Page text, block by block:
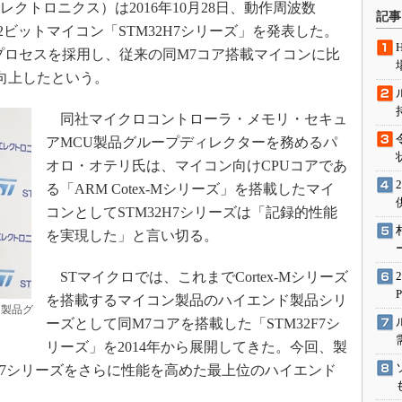
を知る
ンジニア”が仕掛けた社内
の180日
ョンは日本を救うのか
されないエンジニア」の
クトロニクス）は2016年10月28日、動作周波数
ットマイコン「STM32H7シリーズ」を発表した。
セスを採用し、従来の同M7コア搭載マイコンに比
したという。
品グ
同社マイクロコントローラ・メモリ・セキュ
アMCU製品グループディレクターを務めるパ
オロ・オテリ氏は、マイコン向けCPUコアであ
る「ARM Cotex-Mシリーズ」を搭載したマイ
コンとしてSTM32H7シリーズは「記録的性能
を実現した」と言い切る。
STマイクロでは、これまでCortex-Mシリーズ
を搭載するマイコン製品のハイエンド製品シリ
ーズとして同M7コアを搭載した「STM32F7シ
リーズ」を2014年から展開してきた。今回、製
リーズをさらに性能を高めた最上位のハイエンド
記